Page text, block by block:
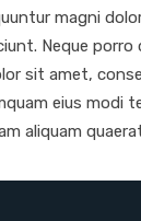
magni
Neque porro
sit amet,
eius modi
aliquam